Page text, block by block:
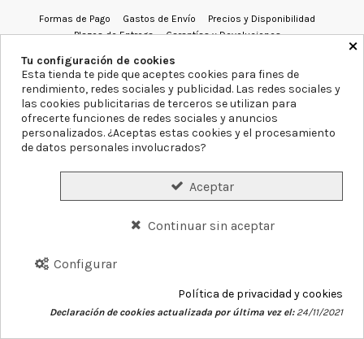
Formas de Pago Gastos de Envío
Precios y Disponibilidad
Plazos de Entrega
Garantías y Devoluciones
Conócenos Servicios Blog Contacto
×
Tu configuración de cookies
Esta tienda te pide que aceptes cookies para fines de
rendimiento, redes sociales y publicidad. Las redes sociales y
las cookies publicitarias de terceros se utilizan para
ofrecerte funciones de redes sociales y anuncios
personalizados. ¿Aceptas estas cookies y el procesamiento
de datos personales involucrados?
Aceptar
Continuar sin aceptar
Configurar
Política de privacidad y cookies
Declaración de cookies actualizada por última vez el:24/11/2021